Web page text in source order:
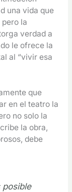
una vida que
la
verdad a
le ofrece la
al “vivir esa
que
en el teatro la
no solo la
la obra,
debe
posible